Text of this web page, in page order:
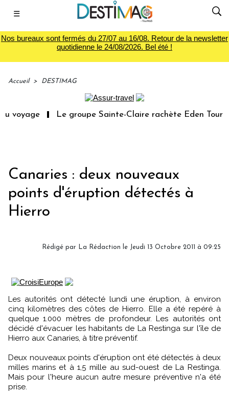
☰
Nos bureaux sont fermés du 27/07 au 16/08. Retour de la newsletter
quotidienne le 24/08/2026. Bel été !
Accueil > DESTIMAG
Le groupe Sainte-Claire rachète Eden Tour
Canaries : deux nouveaux
points d'éruption détectés à
Hierro
Rédigé par La Rédaction le Jeudi 13 Octobre 2011 à 09:25
Les autorités ont détecté lundi une éruption, à environ
cinq kilomètres des côtes de Hierro. Elle a été repéré à
quelque 1.000 mètres de profondeur. Les autorités ont
décidé d'évacuer les habitants de La Restinga sur l'île de
Hierro aux Canaries, à titre préventif.
Deux nouveaux points d'éruption ont été détectés à deux
milles marins et à 1,5 mille au sud-ouest de La Restinga.
Mais pour l'heure aucun autre mesure préventive n'a été
prise.